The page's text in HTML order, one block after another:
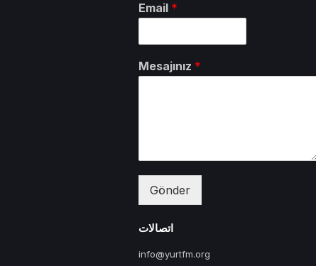
Email *
Mesajınız *
Gönder
اتصالات
info@yurtfm.org